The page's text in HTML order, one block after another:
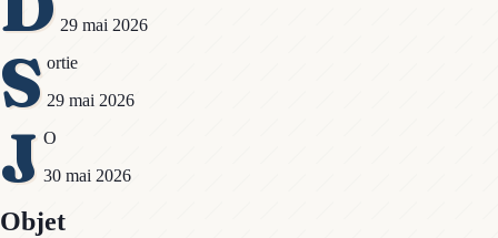
29 mai 2026
S ortie
29 mai 2026
J O
30 mai 2026
Objet